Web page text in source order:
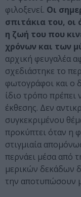
φιλοξενεί. Οι
σπιτάκια του,
η ζωή του που
χρόνων και των
αρχική φευγαλέα
σχεδιάστηκε το
φωτογράφοι και ο
ίδιο τρόπο πρέπει
έκθεσης. Δεν
συγκεκριμένου
προκύπτει όταν η
στιγμιαία
περνάει μέσα από
μερικών δεκάδων
την αποτυπώσουν